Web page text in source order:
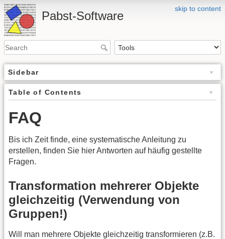
skip to content
Pabst-Software
Sidebar
Table of Contents
FAQ
Bis ich Zeit finde, eine systematische Anleitung zu
erstellen, finden Sie hier Antworten auf häufig gestellte
Fragen.
Transformation mehrerer Objekte
gleichzeitig (Verwendung von
Gruppen!)
Will man mehrere Objekte gleichzeitig transformieren (z.B.